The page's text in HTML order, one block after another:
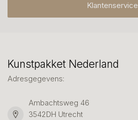
Klantenservice
Kunstpakket Nederland
Adresgegevens:
Ambachtsweg 46
3542DH Utrecht